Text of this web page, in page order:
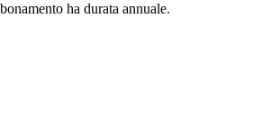
ha durata annuale.